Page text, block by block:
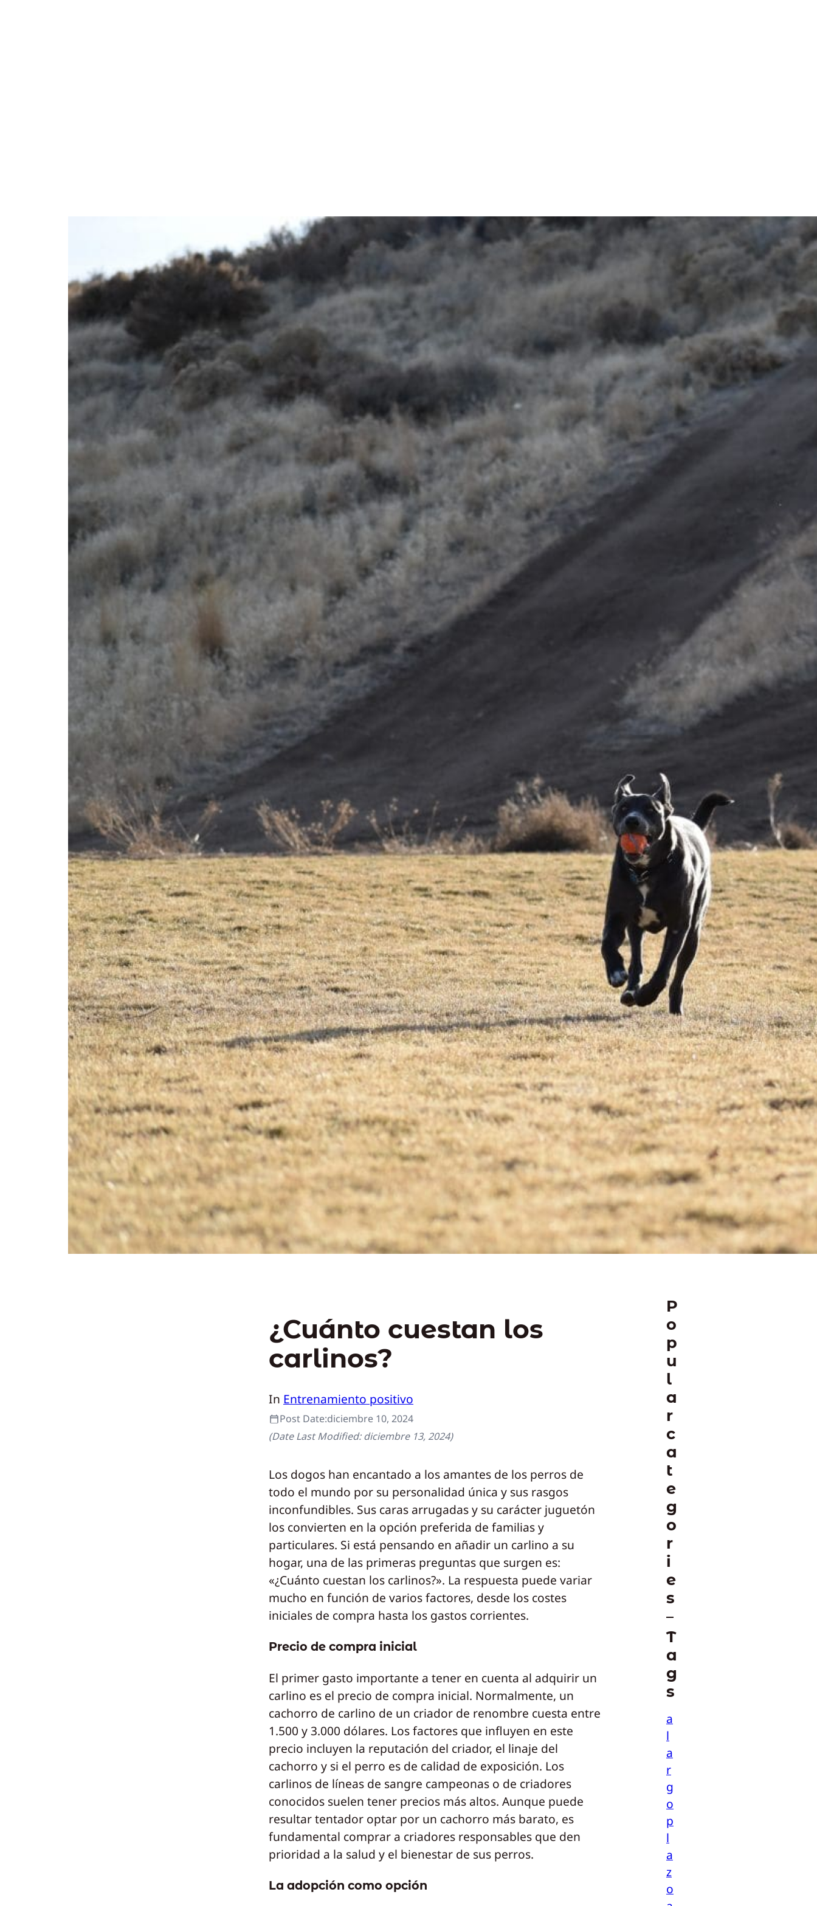
¿Cuánto cuestan los
carlinos?
In Entrenamiento positivo
Post Date:diciembre 10, 2024
(Date Last Modified:diciembre 13, 2024)
Los dogos han encantado a los amantes de los perros de
todo el mundo por su personalidad única y sus rasgos
inconfundibles. Sus caras arrugadas y su carácter juguetón
los convierten en la opción preferida de familias y
particulares. Si está pensando en añadir un carlino a su
hogar, una de las primeras preguntas que surgen es:
«¿Cuánto cuestan los carlinos?». La respuesta puede variar
mucho en función de varios factores, desde los costes
iniciales de compra hasta los gastos corrientes.
Precio de compra inicial
El primer gasto importante a tener en cuenta al adquirir un
carlino es el precio de compra inicial. Normalmente, un
cachorro de carlino de un criador de renombre cuesta entre
1.500 y 3.000 dólares. Los factores que influyen en este
precio incluyen la reputación del criador, el linaje del
cachorro y si el perro es de calidad de exposición. Los
carlinos de líneas de sangre campeonas o de criadores
conocidos suelen tener precios más altos. Aunque puede
resultar tentador optar por un cachorro más barato, es
fundamental comprar a criadores responsables que den
prioridad a la salud y el bienestar de sus perros.
La adopción como opción
P
o
p
u
l
a
r
c
a
t
e
g
o
r
i
e
s
T
a
g
s
a
l
a
r
g
o
p
l
a
z
o